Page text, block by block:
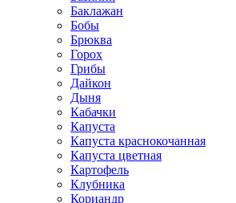
Баклажан
Бобы
Брюква
Горох
Грибы
Дайкон
Дыня
Кабачки
Капуста
Капуста краснокочанная
Капуста цветная
Картофель
Клубника
Кориандр